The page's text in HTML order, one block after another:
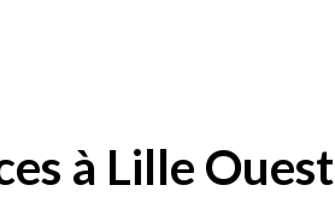
à Lille Ouest